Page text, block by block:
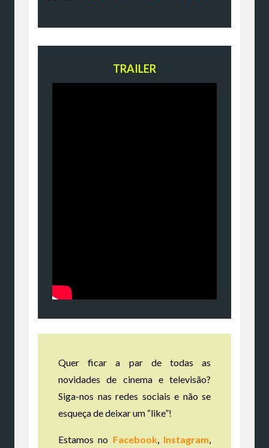
TRAILER
Quer ficar a par de todas as
novidades de cinema e televisão?
Siga-nos nas redes sociais e não se
esqueça de deixar um “like”!
Estamos no Facebook, Instagram